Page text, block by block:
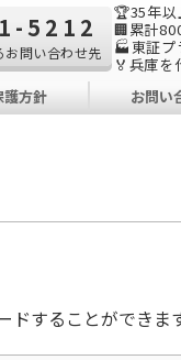
5212
問い合わせ先
🏆35年以
🏢累計
🏭東証プ
🏅兵庫を
護方針 お問い
することができます